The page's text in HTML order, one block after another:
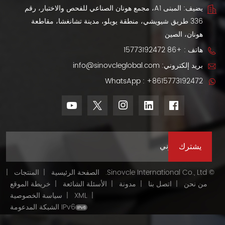
الهندسة الألمانية
والأسعار المعقولة، مما
يجعلها خيارًا ممتازًا
للوكلاء والشركاء
التجاريين في أفريقيا
والشرق الأوسط
السيارة المستعملة
بناقل حركة CVT، مع
معقولة للاستخدام
المحلي أو للتصدير،
فهذا الطراز خيار ذكي
يضيف: المبنى A1، مجمع هونان الصناعي للفحص والاختبار، رقم
336 طريق شيويشي، منطقة يويلو، مدينة تشانغشا، مقاطعة
هونان، الصين
هاتف : +86 15773192472
بريد إلكتروني: info@sinovcleglobal.com
WhatsApp : +8615773192472
© Sinovcle International Co., Ltd. الصفحة الرئيسية | المنتجات
|
من نحن
| اتصل بنا | مدونة | الأسئلة الشائعة | خريطة الموقع
|
XML
| سياسة الخصوصية
IPv6 الشبكة المدعومة